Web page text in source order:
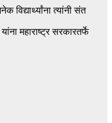
त्यांनी संत
महाराष्ट्र सरकारतर्फे